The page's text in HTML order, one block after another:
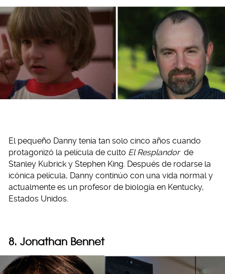
El pequeño Danny tenía tan solo cinco años cuando
protagonizó la película de culto El Resplandor de
Stanley Kubrick y Stephen King. Después de rodarse la
icónica película, Danny continúo con una vida normal y
actualmente es un profesor de biología en Kentucky,
Estados Unidos.
8. Jonathan Bennet